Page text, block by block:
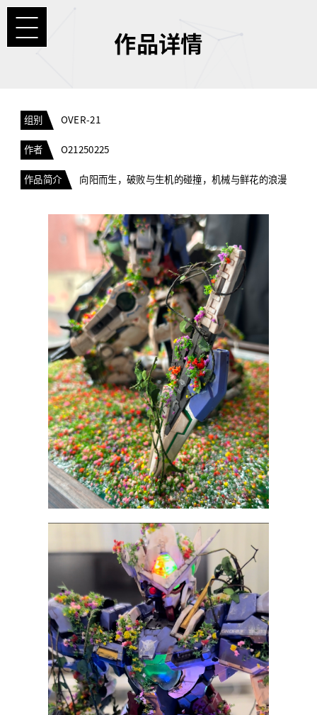
作品详情
组别 OVER-21
作者 O21250225
作品简介 向阳而生，破败与生机的碰撞，机械与鲜花的浪漫